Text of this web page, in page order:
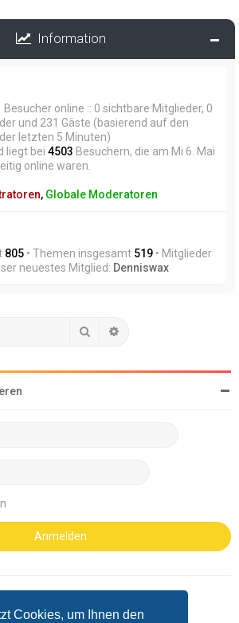
Cookies, um Ihnen den
Information
Besucher online :: 0 sichtbare Mitglieder, 0
und 231 Gäste (basierend auf den
letzten 5 Minuten)
liegt bei 4503 Besuchern, die am Mi 6. Mai
online waren.
, Globale Moderatoren
805 • Themen insgesamt 519 • Mitglieder
neuestes Mitglied: Denniswax
Suche
vergessen